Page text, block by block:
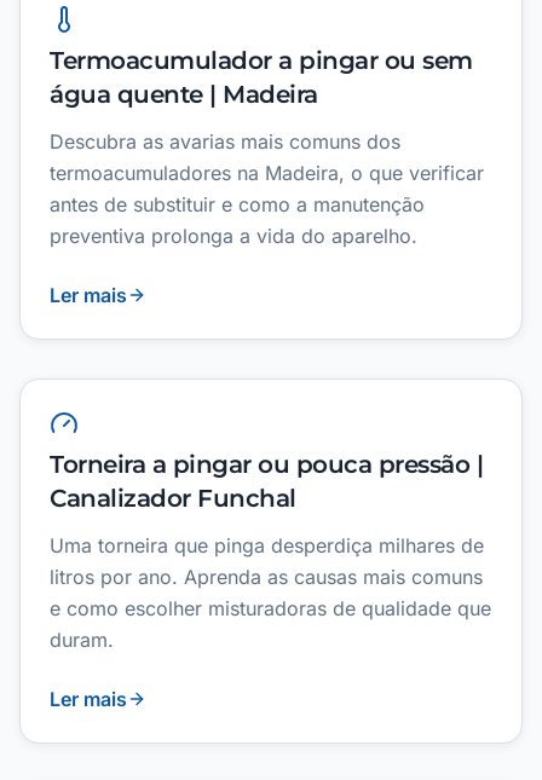
Termoacumulador a pingar ou sem
água quente | Madeira
Descubra as avarias mais comuns dos
termoacumuladores na Madeira, o que verificar
antes de substituir e como a manutenção
preventiva prolonga a vida do aparelho.
Ler mais
Torneira a pingar ou pouca pressão |
Canalizador Funchal
Uma torneira que pinga desperdiça milhares de
litros por ano. Aprenda as causas mais comuns
e como escolher misturadoras de qualidade que
duram.
Ler mais